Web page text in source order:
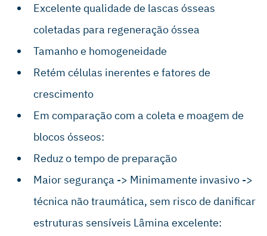
Excelente qualidade de lascas ósseas
coletadas para regeneração óssea
Tamanho e homogeneidade
Retém células inerentes e fatores de
crescimento
Em comparação com a coleta e moagem de
blocos ósseos:
Reduz o tempo de preparação
Maior segurança -> Minimamente invasivo ->
técnica não traumática, sem risco de danificar
estruturas sensíveis Lâmina excelente: